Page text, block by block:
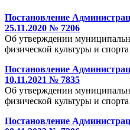
Постановление
25.11.2020 № 7206
Об утверждении
физической культуры и
Постановление
10.11.2021 № 7835
Об утверждении
физической культуры и
Постановление